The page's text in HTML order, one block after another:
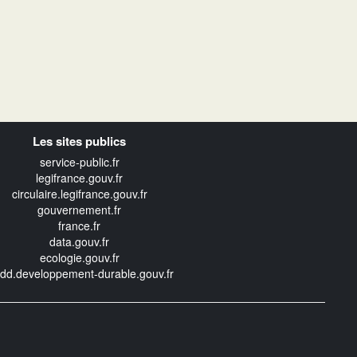
Les sites publics
service-public.fr
legifrance.gouv.fr
circulaire.legifrance.gouv.fr
gouvernement.fr
france.fr
data.gouv.fr
ecologie.gouv.fr
durable.gouv.fr